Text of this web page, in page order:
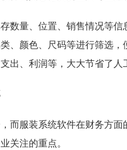
数量、位置、销售情况等
、颜色、尺码等进行筛选
出、利润等，大大节省了人
而服装系统软件在财务方
关注的重点。